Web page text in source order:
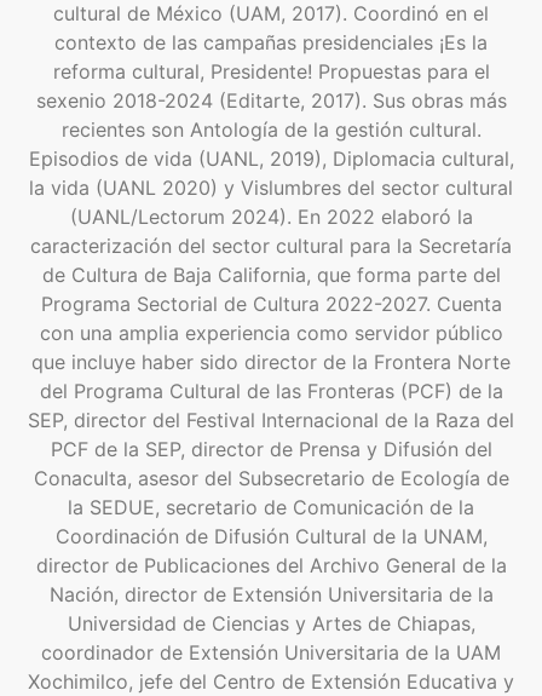
cultural de México (UAM, 2017). Coordinó en el
contexto de las campañas presidenciales ¡Es la
reforma cultural, Presidente! Propuestas para el
sexenio 2018-2024 (Editarte, 2017). Sus obras más
recientes son Antología de la gestión cultural.
Episodios de vida (UANL, 2019), Diplomacia cultural,
la vida (UANL 2020) y Vislumbres del sector cultural
(UANL/Lectorum 2024). En 2022 elaboró la
caracterización del sector cultural para la Secretaría
de Cultura de Baja California, que forma parte del
Programa Sectorial de Cultura 2022-2027. Cuenta
con una amplia experiencia como servidor público
que incluye haber sido director de la Frontera Norte
del Programa Cultural de las Fronteras (PCF) de la
SEP, director del Festival Internacional de la Raza del
PCF de la SEP, director de Prensa y Difusión del
Conaculta, asesor del Subsecretario de Ecología de
la SEDUE, secretario de Comunicación de la
Coordinación de Difusión Cultural de la UNAM,
director de Publicaciones del Archivo General de la
Nación, director de Extensión Universitaria de la
Universidad de Ciencias y Artes de Chiapas,
coordinador de Extensión Universitaria de la UAM
Xochimilco, jefe del Centro de Extensión Educativa y